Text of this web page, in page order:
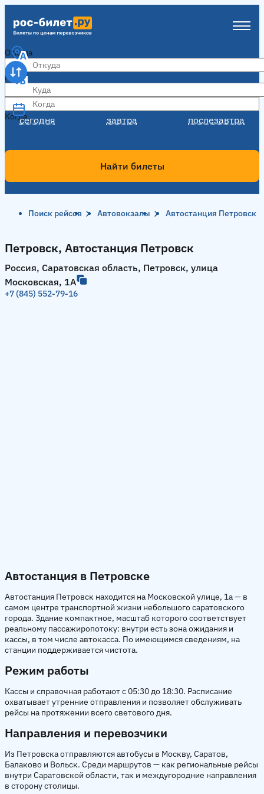
Откуда
Куда
Когда
сегодня завтра послезавтра
Когда
Найти билеты
Поиск рейсов Автовокзалы Автостанция Петровск
Петровск, Автостанция Петровск
Россия, Саратовская область, Петровск, улица
Московская, 1А
+7 (845) 552-79-16
Автостанция в Петровске
Автостанция Петровск находится на Московской улице, 1а — в
самом центре транспортной жизни небольшого саратовского
города. Здание компактное, масштаб которого соответствует
реальному пассажиропотоку: внутри есть зона ожидания и
кассы, в том числе автокасса. По имеющимся сведениям, на
станции поддерживается чистота.
Режим работы
Кассы и справочная работают с 05:30 до 18:30. Расписание
охватывает утренние отправления и позволяет обслуживать
рейсы на протяжении всего светового дня.
Направления и перевозчики
Из Петровска отправляются автобусы в Москву, Саратов,
Балаково и Вольск. Среди маршрутов — как региональные рейсы
внутри Саратовской области, так и междугородние направления
в сторону столицы.